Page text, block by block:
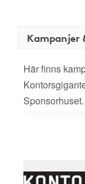
Kampanjer
Här finns
Sponsorhuset.